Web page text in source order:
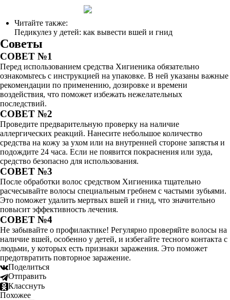
Читайте также:
Педикулез у детей: как вывести вшей и гнид
Советы
СОВЕТ №1
Перед использованием средства Хигиеника обязательно
ознакомьтесь с инструкцией на упаковке. В ней указаны важные
рекомендации по применению, дозировке и времени
воздействия, что поможет избежать нежелательных
последствий.
СОВЕТ №2
Проведите предварительную проверку на наличие
аллергических реакций. Нанесите небольшое количество
средства на кожу за ухом или на внутренней стороне запястья и
подождите 24 часа. Если не появится покраснения или зуда,
средство безопасно для использования.
СОВЕТ №3
После обработки волос средством Хигиеника тщательно
расчесывайте волосы специальным гребнем с частыми зубьями.
Это поможет удалить мертвых вшей и гнид, что значительно
повысит эффективность лечения.
СОВЕТ №4
Не забывайте о профилактике! Регулярно проверяйте волосы на
наличие вшей, особенно у детей, и избегайте тесного контакта с
людьми, у которых есть признаки заражения. Это поможет
предотвратить повторное заражение.
Поделиться
Отправить
Класснуть
Похожее